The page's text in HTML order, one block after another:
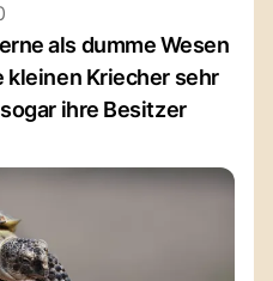
als dumme Wesen
kleinen Kriecher sehr
ihre Besitzer